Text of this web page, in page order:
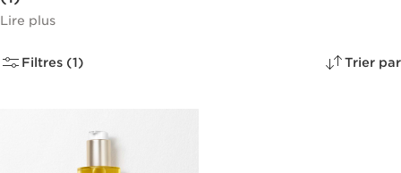
Lire plus
Filtres (1) Trier par